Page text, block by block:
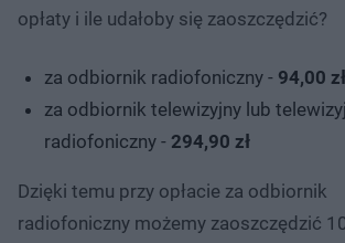
opłaty i ile udałoby się zaoszczędzić?
za odbiornik radiofoniczny - 94,00 zł
za odbiornik telewizyjny lub
radiofoniczny - 294,90 zł
Dzięki temu przy opłacie za odbiornik
radiofoniczny możemy zaoszczędzić